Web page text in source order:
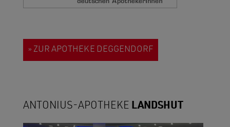
» ZUR APOTHEKE DEGGENDORF
ANTONIUS-APOTHEKE LANDSHUT